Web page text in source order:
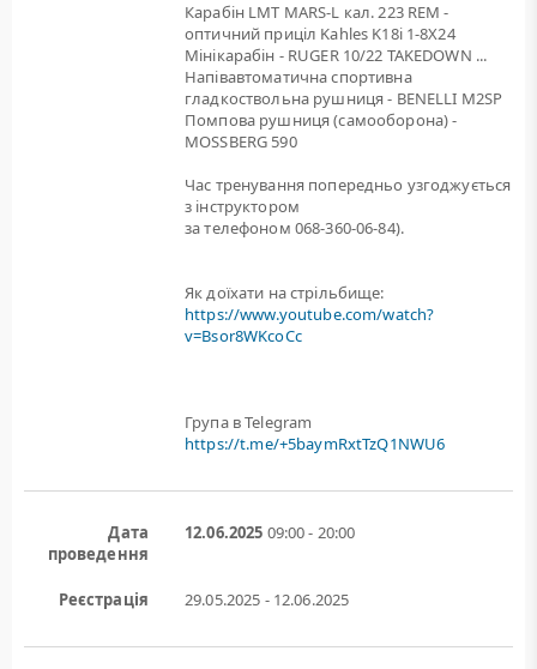
Карабін LMT MARS-L кал. 223 REM -
оптичний приціл Kahles K18i 1-8X24
Мінікарабін - RUGER 10/22 TAKEDOWN ...
Напівавтоматична спортивна
гладкоствольна рушниця - BENELLI M2SP
Помпова рушниця (самооборона) -
MOSSBERG 590
Час тренування попередньо узгоджується
з інструктором
за телефоном 068-360-06-84).
Як доїхати на стрільбище:
https://www.youtube.com/watch?
v=Bsor8WKcoCc
Група в Telegram
https://t.me/+5baymRxtTzQ1NWU6
Дата
проведення
12.06.2025 09:00 - 20:00
Реєстрація 29.05.2025 - 12.06.2025